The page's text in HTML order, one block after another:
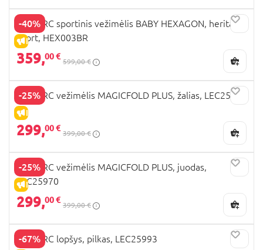
-40%
IŠPARDAVIMAS
LECLERC sportinis vežimėlis BABY HEXAGON, heritage
sport, HEX003BR
359,00 €
599,00 €
-25%
IŠPARDAVIMAS
LECLERC vežimėlis MAGICFOLD PLUS, žalias, LEC25974
299,00 €
399,00 €
-25%
IŠPARDAVIMAS
LECLERC vežimėlis MAGICFOLD PLUS, juodas,
LEC25970
299,00 €
399,00 €
-67%
LECLERC lopšys, pilkas, LEC25993